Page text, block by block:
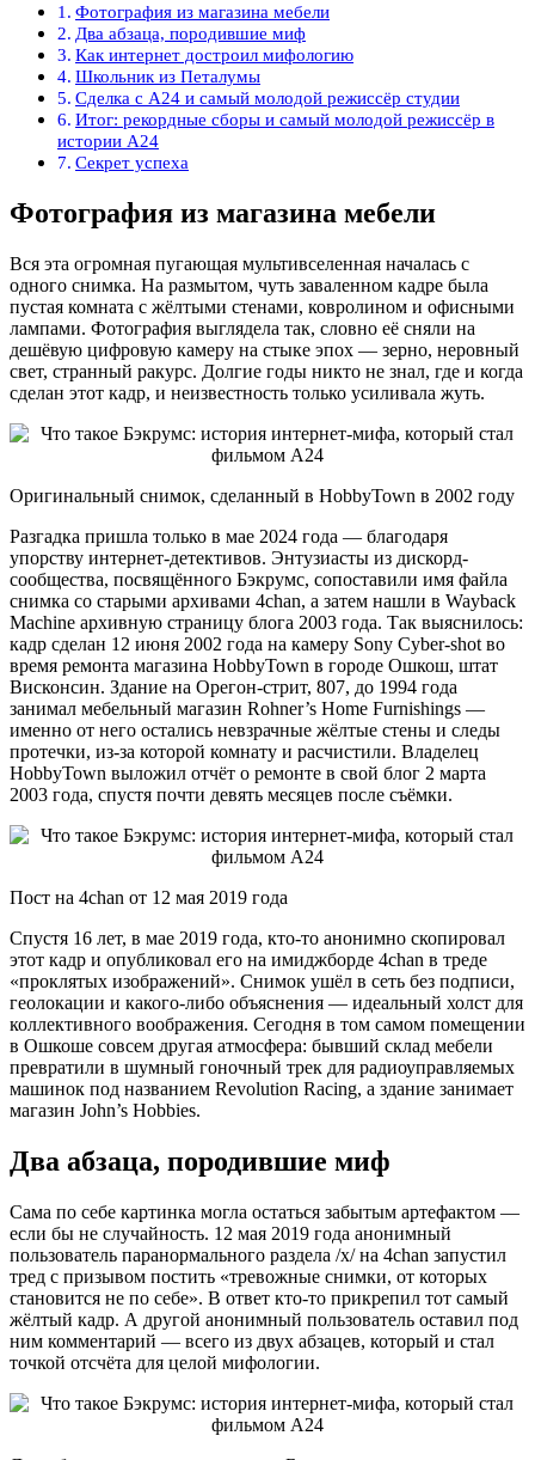
Фотография из магазина мебели
Два абзаца, породившие миф
Как интернет достроил мифологию
Школьник из Петалумы
Сделка с A24 и самый молодой режиссёр студии
Итог: рекордные сборы и самый молодой режиссёр в
истории A24
Секрет успеха
Фотография из магазина мебели
Вся эта огромная пугающая мультивселенная началась с
одного снимка. На размытом, чуть заваленном кадре была
пустая комната с жёлтыми стенами, ковролином и офисными
лампами. Фотография выглядела так, словно её сняли на
дешёвую цифровую камеру на стыке эпох — зерно, неровный
свет, странный ракурс. Долгие годы никто не знал, где и когда
сделан этот кадр, и неизвестность только усиливала жуть.
Оригинальный снимок, сделанный в HobbyTown в 2002 году
Разгадка пришла только в мае 2024 года — благодаря
упорству интернет-детективов. Энтузиасты из дискорд-
сообщества, посвящённого Бэкрумс, сопоставили имя файла
снимка со старыми архивами 4chan, а затем нашли в Wayback
Machine архивную страницу блога 2003 года. Так выяснилось:
кадр сделан 12 июня 2002 года на камеру Sony Cyber-shot во
время ремонта магазина HobbyTown в городе Ошкош, штат
Висконсин. Здание на Орегон-стрит, 807, до 1994 года
занимал мебельный магазин Rohner’s Home Furnishings —
именно от него остались невзрачные жёлтые стены и следы
протечки, из-за которой комнату и расчистили. Владелец
HobbyTown выложил отчёт о ремонте в свой блог 2 марта
2003 года, спустя почти девять месяцев после съёмки.
Пост на 4chan от 12 мая 2019 года
Спустя 16 лет, в мае 2019 года, кто-то анонимно скопировал
этот кадр и опубликовал его на имиджборде 4chan в треде
«проклятых изображений». Снимок ушёл в сеть без подписи,
геолокации и какого-либо объяснения — идеальный холст для
коллективного воображения. Сегодня в том самом помещении
в Ошкоше совсем другая атмосфера: бывший склад мебели
превратили в шумный гоночный трек для радиоуправляемых
машинок под названием Revolution Racing, а здание занимает
магазин John’s Hobbies.
Два абзаца, породившие миф
Сама по себе картинка могла остаться забытым артефактом —
если бы не случайность. 12 мая 2019 года анонимный
пользователь паранормального раздела /x/ на 4chan запустил
тред с призывом постить «тревожные снимки, от которых
становится не по себе». В ответ кто-то прикрепил тот самый
жёлтый кадр. А другой анонимный пользователь оставил под
ним комментарий — всего из двух абзацев, который и стал
точкой отсчёта для целой мифологии.